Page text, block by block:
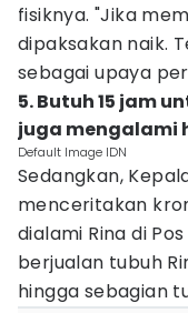
fisiknya. "Jika
dipaksakan naik.
sebagai upaya
5. Butuh 15 jam
juga mengalami
Default Image IDN
Sedangkan,
menceritakan
dialami Rina di
berjualan tubuh
hingga sebagian